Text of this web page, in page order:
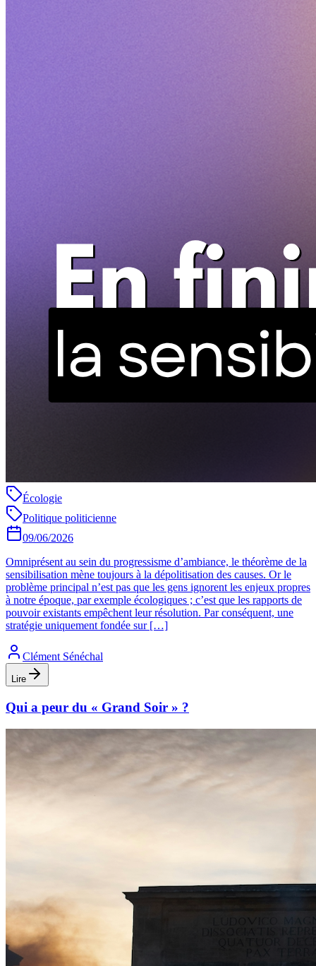
Écologie
Politique politicienne
09/06/2026
Omniprésent au sein du progressisme d’ambiance, le théorème de la
sensibilisation mène toujours à la dépolitisation des causes. Or le
problème principal n’est pas que les gens ignorent les enjeux propres
à notre époque, par exemple écologiques ; c’est que les rapports de
pouvoir existants empêchent leur résolution. Par conséquent, une
stratégie uniquement fondée sur […]
Clément Sénéchal
Lire
Qui a peur du « Grand Soir » ?